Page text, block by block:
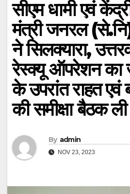
सीएम धामी एवं
मंत्री जनरल
ने सिलक्यारा,
रेस्क्यू ऑपरेशन का
के उपरांत राहत एवं
की समीक्षा बैठक ली
By admin
NOV 23, 2023